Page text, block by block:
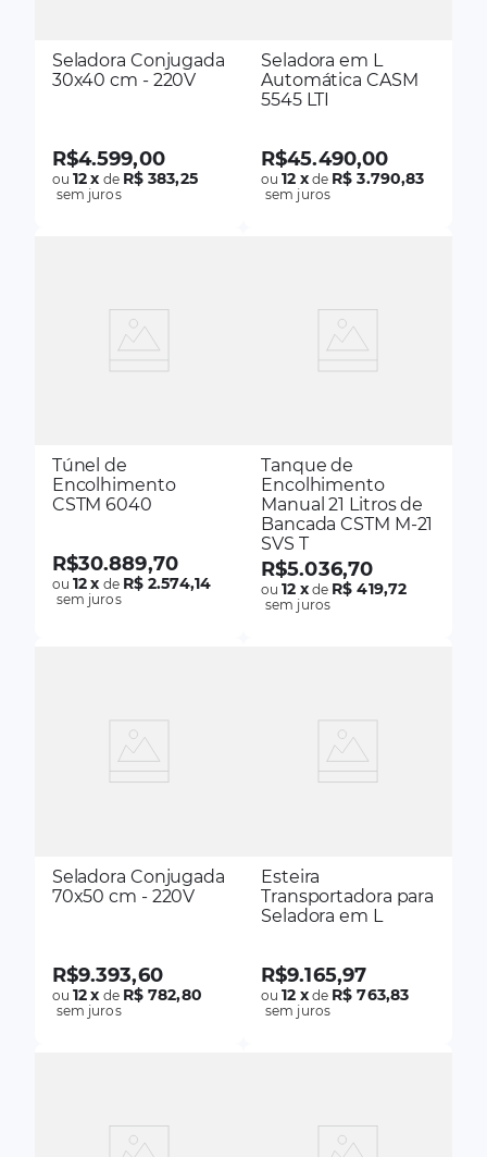
Seladora Conjugada
30x40 cm - 220V
R$4.599,00
ou12x de R$ 383,25
sem juros
Seladora em L
Automática CASM
5545 LTI
R$45.490,00
ou12 xde R$ 3.790,83
sem juros
Túnel de
Encolhimento
CSTM 6040
R$30.889,70
ou12x de R$ 2.574,14
sem juros
Tanque de
Encolhimento
Manual 21 Litros de
Bancada CSTM M-21
SVS T
R$5.036,70
ou12 xde R$ 419,72
sem juros
Seladora Conjugada
70x50 cm - 220V
R$9.393,60
ou12x de R$ 782,80
sem juros
Esteira
Transportadora para
Seladora em L
R$9.165,97
ou12 xde R$ 763,83
sem juros